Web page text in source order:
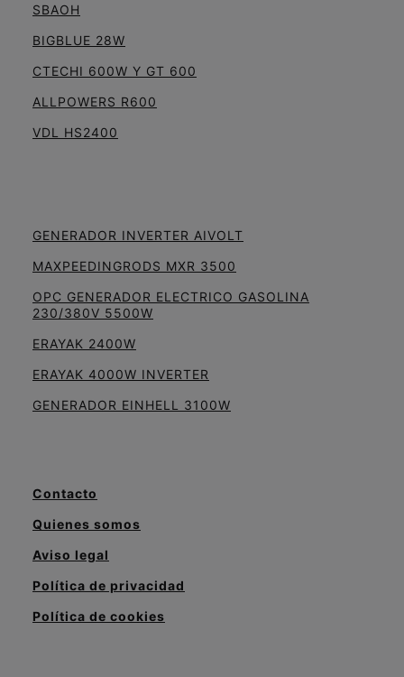
SBAOH
BIGBLUE 28W
CTECHI 600W Y GT 600
ALLPOWERS R600
VDL HS2400
GENERADOR INVERTER AIVOLT
MAXPEEDINGRODS MXR 3500
OPC GENERADOR ELECTRICO GASOLINA
230/380V 5500W
ERAYAK 2400W
ERAYAK 4000W INVERTER
GENERADOR EINHELL 3100W
Contacto
Quienes somos
Aviso legal
Política de privacidad
Política de cookies